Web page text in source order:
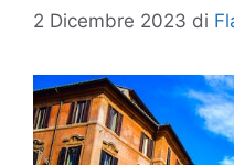
2 Dicembre 2023 di